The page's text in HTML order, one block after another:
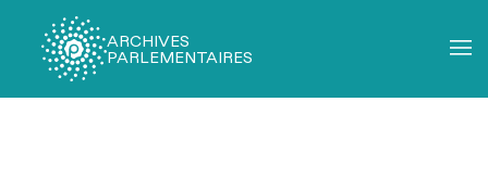
ARCHIVES
PARLEMENTAIRES